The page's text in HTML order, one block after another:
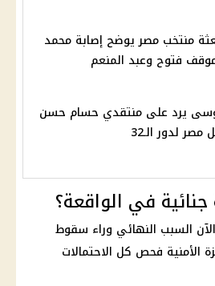
منتخب مصر يوضح إصابة محمد
فتوح وعبد المنعم
يرد على منتقدي حسام حسن
لدور الـ32
في الواقعة؟
السبب النهائي وراء سقوط
الأمنية فحص كل الاحتمالات